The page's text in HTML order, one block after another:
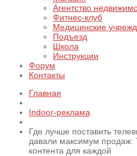
Агентство
Фитнес-клуб
Медицинские
Подъезд
Школа
Инструкции
Форум
Контакты
Главная
Indoor-реклама
Где лучше поставить
давали максимум
контента для каждой